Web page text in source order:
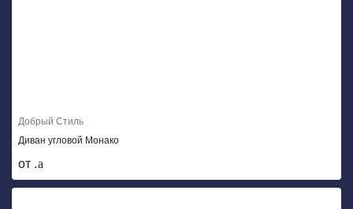
Добрый Стиль
Диван угловой Монако
от .